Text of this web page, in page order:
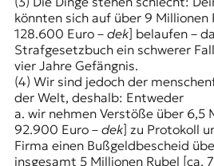
könnten sich auf über 9 Millionen
128.600 Euro – dek] belaufen –
Strafgesetzbuchein schwerer
vier Jahre Gefängnis.
(4) Wir sind jedoch der
der Welt, deshalb: Entweder
a. wir nehmen Verstöße über 6,5
92.900 Euro – dek] zu Protokoll
Firma einen Bußgeldbescheid
insgesamt 5 Millionen Rubel [ca.